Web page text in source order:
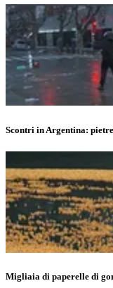
Scontri in Argentina:
Migliaia di paperelle di